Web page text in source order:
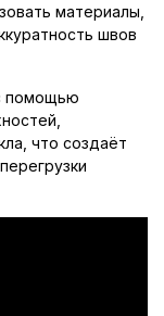
материалы,
швов
помощью
что создаёт